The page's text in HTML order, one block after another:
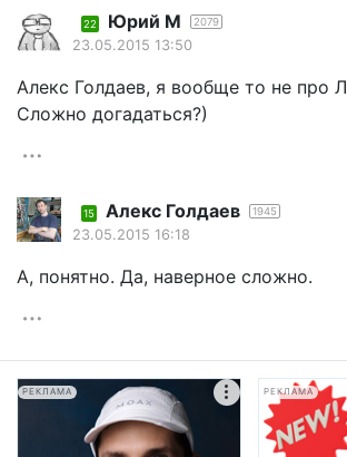
22 Юрий М 2079
23.05.2015 13:50
Алекс Голдаев, я вообще то не про
Сложно догадаться?)
15 Алекс Голдаев 1945
23.05.2015 16:18
А, понятно. Да, наверное сложно.
РЕКЛАМА РЕКЛАМА